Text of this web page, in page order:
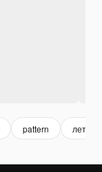
pattern